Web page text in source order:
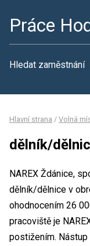
Práce
Hledat zaměstnání
Hlavní strana / Volná
dělník/
NAREX Ždánice,
dělník/dělnice v
ohodnocením 26
pracoviště je
postižením. Nástup